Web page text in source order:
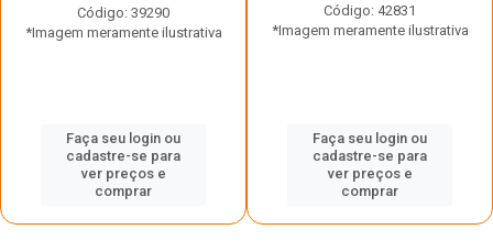
Código: 39290
*Imagem meramente ilustrativa
Faça seu login ou
cadastre-se para
ver preços e
comprar
Código: 42831
*Imagem meramente ilustrativa
Faça seu login ou
cadastre-se para
ver preços e
comprar